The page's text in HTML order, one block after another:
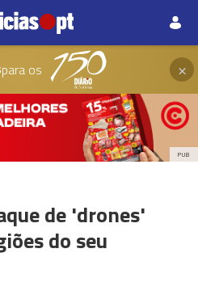
para os ×
PUB
de 'drones'
do seu